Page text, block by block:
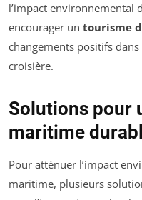
l’impact environnemental
encourager un tourisme
changements positifs
croisière.
Solutions pour
maritime
Pour atténuer l’impact
maritime, plusieurs